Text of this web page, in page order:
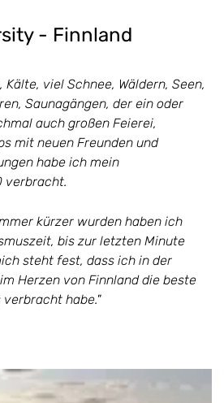
- Finnland
viel Schnee, Wäldern, Seen,
Saunagängen, der ein oder
auch großen Feierei,
mit neuen Freunden und
habe ich mein
verbracht.
kürzer wurden haben ich
bis zur letzten Minute
steht fest, dass ich in der
Herzen von Finnland die beste
habe."